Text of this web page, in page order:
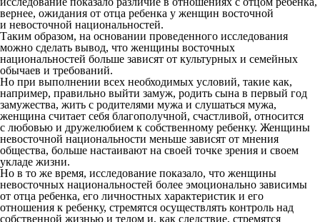
вернее, ожидания от отца ребенка у женщин восточной
и невосточной национальностей.
Таким образом, на основании проведенного исследования
можно сделать вывод, что женщины восточных
национальностей больше зависят от культурных и семейных
обычаев и требований.
Но при выполнении всех необходимых условий, такие как,
например, правильно выйти замуж, родить сына в первый год
замужества, жить с родителями мужа и слушаться мужа,
женщина считает себя благополучной, счастливой, относится
с любовью и дружелюбием к собственному ребенку. Женщины
невосточной национальности меньше зависят от мнения
общества, больше настаивают на своей точке зрения и своем
укладе жизни.
Но в то же время, исследование показало, что женщины
невосточных национальностей более эмоционально зависимы
от отца ребенка, его личностных характеристик и его
отношения к ребенку, стремятся осуществлять контроль над
собственной жизнью и телом и, как следствие, стремятся